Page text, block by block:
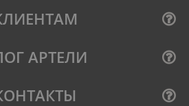
АРТЕЛИ